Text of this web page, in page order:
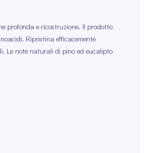
profonda e ricostruzione. Il prodotto
Ripristina efficacemente
Le note naturali di pino ed eucalipto